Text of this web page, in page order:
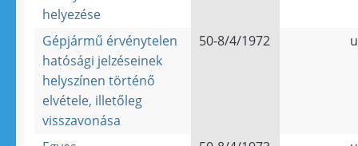
helyezése
Gépjármű érvénytelen
hatósági jelzéseinek
helyszínen történő
elvétele, illetőleg
visszavonása
50-8/4/1972